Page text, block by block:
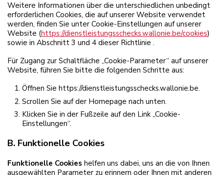
Weitere Informationen über die unterschiedlichen unbedingt
erforderlichen Cookies, die auf unserer Website verwendet
werden, finden Sie unter Cookie-Einstellungen auf unserer
Website (https://dienstleistungsschecks.wallonie.be/cookies)
sowie in Abschnitt 3 und 4 dieser Richtlinie .
Für Zugang zur Schaltfläche „Cookie-Parameter“ auf unserer
Website, führen Sie bitte die folgenden Schritte aus:
Öffnen Sie https://dienstleistungsschecks.wallonie.be.
Scrollen Sie auf der Homepage nach unten.
Klicken Sie in der Fußzeile auf den Link „Cookie-
Einstellungen“.
B. Funktionelle Cookies
Funktionelle Cookies helfen uns dabei, uns an die von Ihnen
ausgewählten Parameter zu erinnern oder Ihnen mit anderen